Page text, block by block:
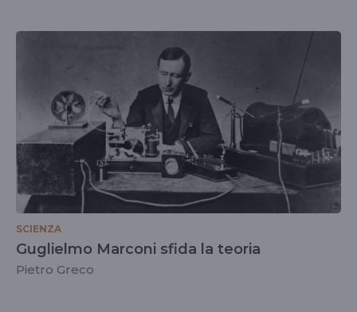
SCIENZA
Guglielmo Marconi sfida la teoria
Pietro Greco